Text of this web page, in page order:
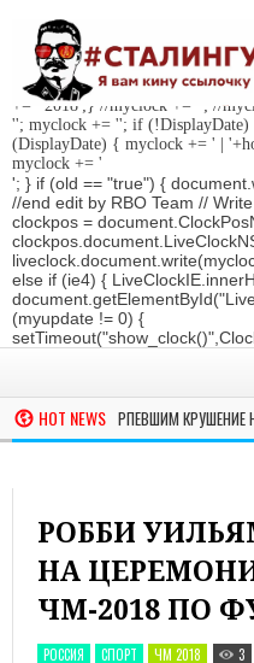
'; } if (old == "true") {
//Date-Time if (StyleDate) {
'; if (DisplayDate) { myclock += '
+= DaysOfWeek[day]+',
+= ' 2018';} //myclock += '
'; //
''; myclock += ''; if
(DisplayDate) { myclock += ' |
myclock += '
'; } if (old == "true") {
//end edit by RBO Team //
clockpos =
else if (ie4) {
(myupdate != 0) {
HOT NEWS
ЧТО ПОТЕРПЕВШИМ КРУШЕНИЕ
РОББИ
НА
ЧМ-2018 ПО
РОССИЯ СПОРТ ЧМ 2018 3